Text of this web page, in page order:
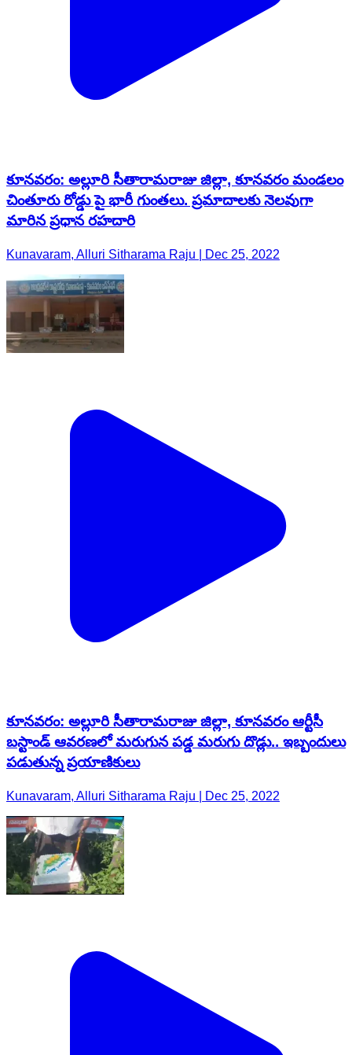
కూనవరం: అల్లూరి సీతారామరాజు జిల్లా, కూనవరం మండలం
చింతూరు రోడ్డు పై భారీ గుంతలు. ప్రమాదాలకు నెలవుగా
మారిన ప్రధాన రహదారి
Kunavaram, Alluri Sitharama Raju | Dec 25, 2022
కూనవరం: అల్లూరి సీతారామరాజు జిల్లా, కూనవరం ఆర్టీసీ
బస్టాండ్ ఆవరణలో మరుగున పడ్డ మరుగు దొడ్లు.. ఇబ్బందులు
పడుతున్న ప్రయాణికులు
Kunavaram, Alluri Sitharama Raju | Dec 25, 2022